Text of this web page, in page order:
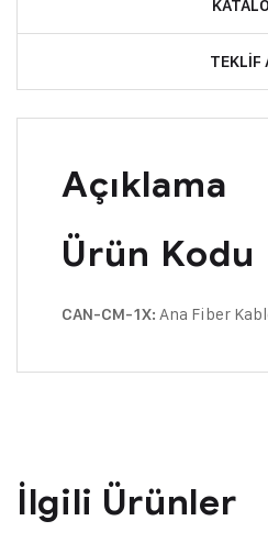
TEKLIF
Açıklama
Ürün Kodu
CAN-CM-1X: Ana Fiber
İlgili Ürünler